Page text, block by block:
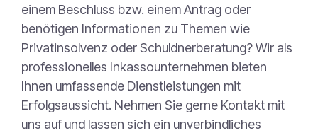
einem Beschluss bzw. einem Antrag oder
benötigen Informationen zu Themen wie
Privatinsolvenz oder Schuldnerberatung? Wir als
professionelles Inkassounternehmen bieten
Ihnen umfassende Dienstleistungen mit
Erfolgsaussicht. Nehmen Sie gerne Kontakt mit
uns auf und lassen sich ein unverbindliches